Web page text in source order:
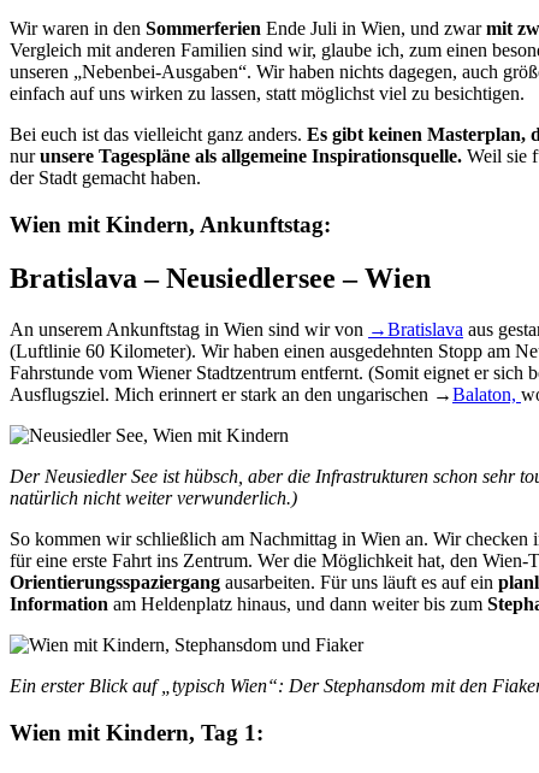
Wir waren in den Sommerferien Ende Juli in Wien, und zwarmit
Vergleich mit anderen Familien sind wir, glaube ich, zum einen
unseren „Nebenbei-Ausgaben“. Wir haben nichts dagegen, auch
einfach auf uns wirken zu lassen, statt möglichst viel zu besichtigen.
Bei euch ist das vielleicht ganz anders. Es gibt keinen Masterplan,
nurunsere Tagespläne als allgemeine Inspirationsquelle. Weil sie
der Stadt gemacht haben.
Wien mit Kindern, Ankunftstag:
Bratislava – Neusiedlersee – Wien
An unserem Ankunftstag in Wien sind wir von →Bratislava aus
(Luftlinie 60 Kilometer). Wir haben einen ausgedehnten Stopp am
Fahrstunde vom Wiener Stadtzentrum entfernt. (Somit eignet er sich
Ausflugsziel. Mich erinnert er stark an den ungarischen →Balaton,
Der Neusiedler See ist hübsch, aber die Infrastrukturen schon sehr
natürlich nicht weiter verwunderlich.)
So kommen wir schließlich am Nachmittag in Wien an. Wir checken
für eine erste Fahrt ins Zentrum. Wer die Möglichkeit hat, den
Orientierungsspaziergang ausarbeiten. Für uns läuft es auf ein
Information am Heldenplatz hinaus, und dann weiter bis zum
Ein erster Blick auf „typisch Wien“: Der Stephansdom mit den
Wien mit Kindern, Tag 1: